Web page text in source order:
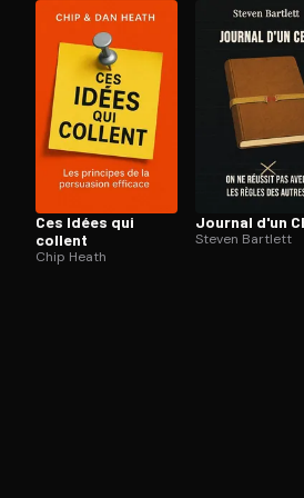
Ouvre l'app Appareil
Ces Idées qui
collent
Chip Heath
Journal d'un
Steven Bartlett